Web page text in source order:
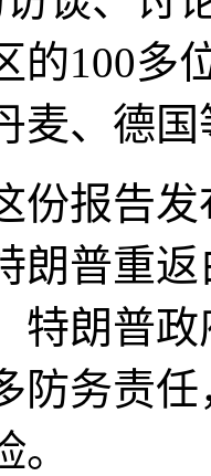
的100多
麦、德国
份报告
朗普重
特朗普
防务责